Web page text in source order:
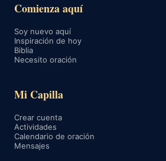
Comienza aquí
Soy nuevo aquí
Inspiración de hoy
Biblia
Necesito oración
Mi Capilla
Crear cuenta
Actividades
Calendario de oración
Mensajes